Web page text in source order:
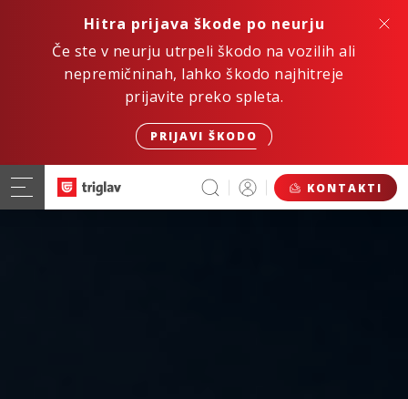
Hitra prijava škode po neurju
Če ste v neurju utrpeli škodo na vozilih ali
nepremičninah, lahko škodo najhitreje
prijavite preko spleta.
PRIJAVI ŠKODO
KONTAKTI